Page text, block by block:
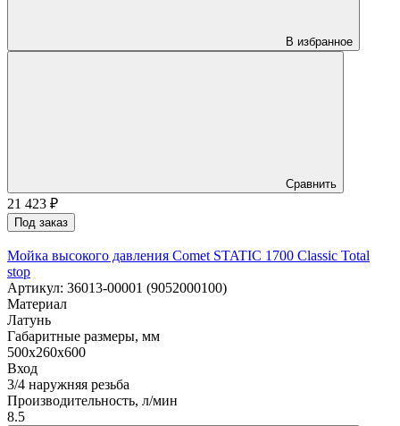
В избранное
Сравнить
21 423 ₽
Под заказ
Мойка высокого давления Comet STATIC 1700 Classic Total
stop
Артикул: 36013-00001 (9052000100)
Материал
Латунь
Габаритные размеры, мм
500х260х600
Вход
3/4 наружняя резьба
Производительность, л/мин
8.5